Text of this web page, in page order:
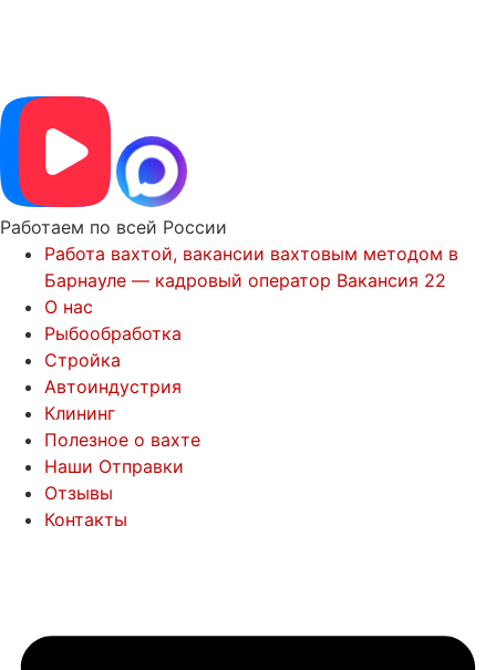
Работаем по всей России
Работа вахтой, вакансии вахтовым методом в
Барнауле — кадровый оператор Вакансия 22
О нас
Рыбообработка
Стройка
Автоиндустрия
Клининг
Полезное о вахте
Наши Отправки
Отзывы
Контакты